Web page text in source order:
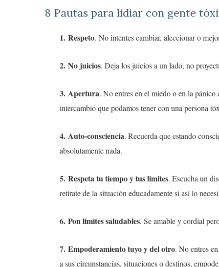
8 Pautas para lidiar con gente
1. Respeto. No intentes cambiar, aleccionar o
2. No juicios. Deja los juicios a un lado, no
3. Apertura. No entres en el miedo o en la pánico
intercambio que podamos tener con una persona
4. Auto-consciencia. Recuerda que estando
absolutamente nada.
5. Respeta tu tiempo y tus limites. Escucha un
retírate de la situación educadamente si así lo
6. Pon limites saludables. Se amable y cordial
7. Empoderamiento tuyo y del otro. No entres
a sus circunstancias, situaciones o destinos,